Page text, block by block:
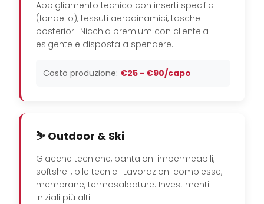
Abbigliamento tecnico con inserti specifici
(fondello), tessuti aerodinamici, tasche
posteriori. Nicchia premium con clientela
esigente e disposta a spendere.
Costo produzione: €25 - €90/capo
⛷️ Outdoor & Ski
Giacche tecniche, pantaloni impermeabili,
softshell, pile tecnici. Lavorazioni complesse,
membrane, termosaldature. Investimenti
iniziali più alti.